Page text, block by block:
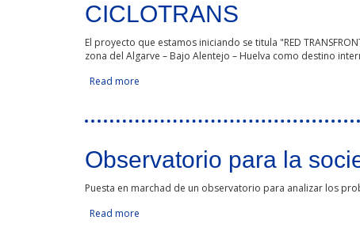
CICLOTRANS
El proyecto que estamos iniciando se titula "RED
zona del Algarve – Bajo Alentejo – Huelva como destino
Read more
Observatorio para la
Puesta en marchad de un observatorio para analizar los
Read more